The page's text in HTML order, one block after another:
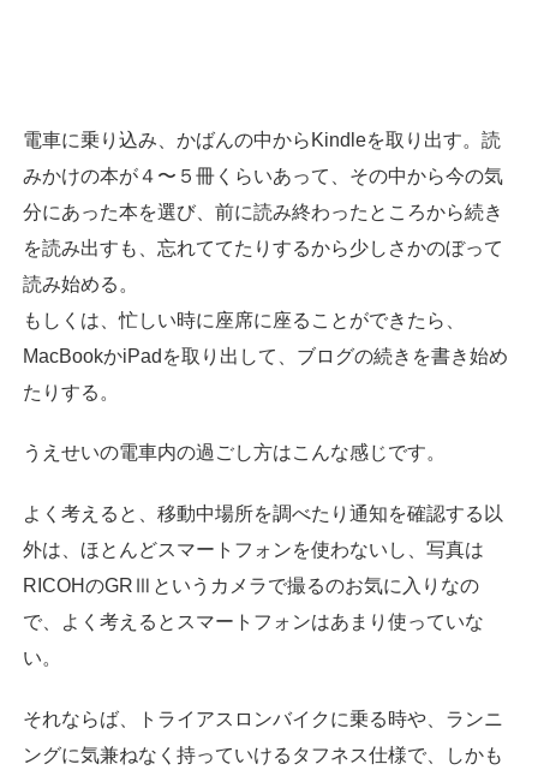
電車に乗り込み、かばんの中からKindleを取り出す。読
みかけの本が４〜５冊くらいあって、その中から今の気
分にあった本を選び、前に読み終わったところから続き
を読み出すも、忘れててたりするから少しさかのぼって
読み始める。
もしくは、忙しい時に座席に座ることができたら、
MacBookかiPadを取り出して、ブログの続きを書き始め
たりする。
うえせいの電車内の過ごし方はこんな感じです。
よく考えると、移動中場所を調べたり通知を確認する以
外は、ほとんどスマートフォンを使わないし、写真は
RICOHのGRⅢというカメラで撮るのお気に入りなの
で、よく考えるとスマートフォンはあまり使っていな
い。
それならば、トライアスロンバイクに乗る時や、ランニ
ングに気兼ねなく持っていけるタフネス仕様で、しかも